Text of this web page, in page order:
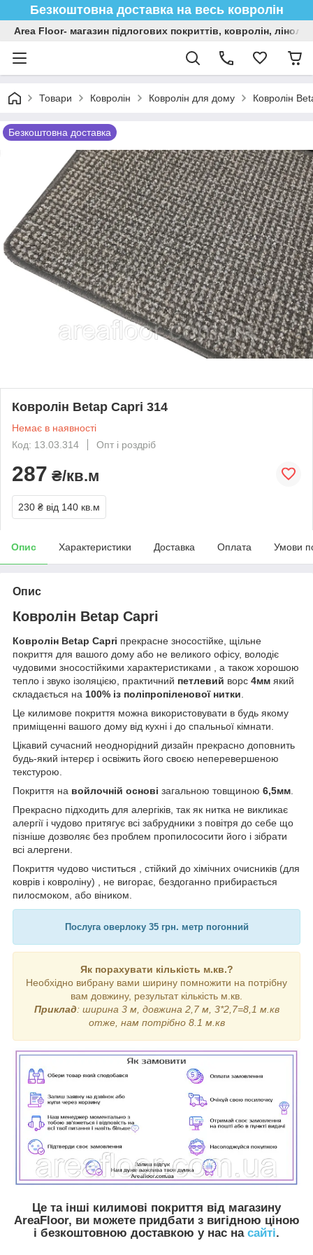
Безкоштовна доставка на весь ковролін
Area Floor- магазин підлогових покриттів, ковролін,
Товари Ковролін Ковролін для дому Ковролін
Безкоштовна доставка
Ковролін Betap Capri 314
Немає в наявності
Код: 13.03.314
Опт і роздріб
287 ₴/кв.м
230 ₴ від 140 кв.м
Опис Характеристики Доставка Оплата Умови
Опис
Ковролін Betap Capri
Ковролін Betap Capri прекрасне зносостійке, щільне
покриття для вашого дому або не великого офісу, володіє
чудовими зносостійкими характеристиками , а також хорошою
тепло і звуко ізоляцією, практичний петлевий ворс 4мм який
складається на 100% із поліпропіленової нитки.
Це килимове покриття можна використовувати в будь якому
приміщенні вашого дому від кухні і до спальньої кімнати.
Цікавий сучасний неоднорідний дизайн прекрасно доповнить
будь-який інтерєр і освіжить його своєю неперевершеною
текстурою.
Покриття на войлочній основі загальною товщиною 6,5мм.
Прекрасно підходить для алергіків, так як нитка не викликає
алергії і чудово притягує всі забрудники з повітря до себе що
пізніше дозволяє без проблем пропилососити його і зібрати
всі алергени.
Покриття чудово чиститься , стійкий до хімічних очисників (для
коврів і ковроліну) , не вигорає, бездоганно прибирається
пилосмоком, або віником.
Послуга оверлоку 35 грн. метр погонний
Як порахувати кількість м.кв.?
Необхідно вибрану вами ширину помножити на потрібну
вам довжину, результат кількість м.кв.
Приклад: ширина 3 м, довжина 2,7 м, 3*2,7=8,1 м.кв
отже, нам потрібно 8.1 м.кв
Це та інші килимові покриття від магазину
AreaFloor, ви можете придбати з вигідною ціною
і безкоштовною доставкою у нас на сайті.